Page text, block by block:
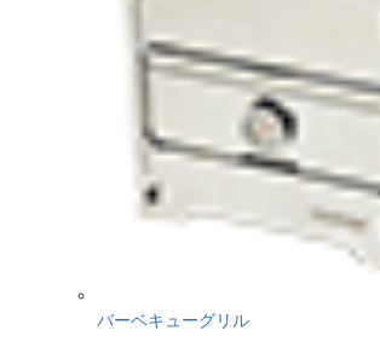
バーベキューグリル